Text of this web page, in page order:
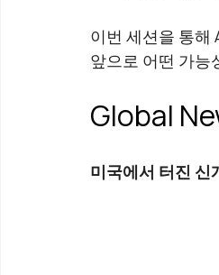
이번 세션을 통해
앞으로 어떤 가능
Global
미국에서 터진